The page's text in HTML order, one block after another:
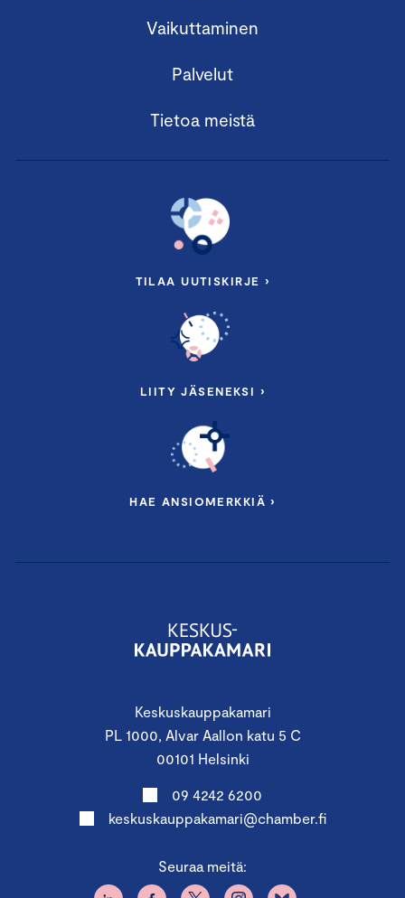
Keskuskauppakamari
PL 1000, Alvar Aallon katu 5 C
00101 Helsinki
09 4242 6200
keskuskauppakamari@chamber.fi
Seuraa meitä:
Vaikuttaminen
Palvelut
Tietoa meistä
TILAA UUTISKIRJE ›
LIITY JÄSENEKSI ›
HAE ANSIOMERKKIÄ ›